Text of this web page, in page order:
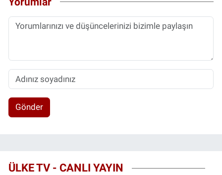
Gönder
ÜLKE TV - CANLI YAYIN